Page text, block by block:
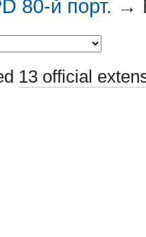
80-й порт. →
13 official